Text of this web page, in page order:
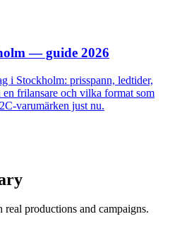
— guide 2026
i Stockholm: prisspann, ledtider,
frilansare och vilka format som
varumärken just nu.
real productions and campaigns.